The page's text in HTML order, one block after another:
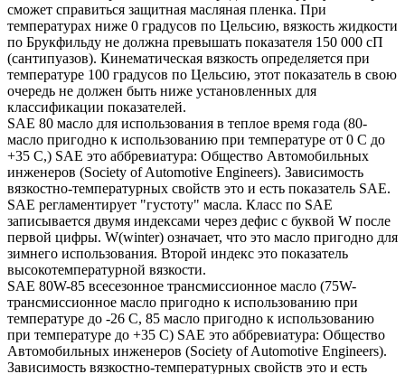
сможет справиться защитная масляная пленка. При
температурах ниже 0 градусов по Цельсию, вязкость жидкости
по Брукфильду не должна превышать показателя 150 000 сП
(сантипуазов). Кинематическая вязкость определяется при
температуре 100 градусов по Цельсию, этот показатель в свою
очередь не должен быть ниже установленных для
классификации показателей.
SAE 80 масло для использования в теплое время года (80-
масло пригодно к использованию при температуре от 0 С до
+35 С,) SAE это аббревиатура: Общество Автомобильных
инженеров (Society of Automotive Engineers). Зависимость
вязкостно-температурных свойств это и есть показатель SAE.
SAE регламентирует "густоту" масла. Класс по SAE
записывается двумя индексами через дефис с буквой W после
первой цифры. W(winter) означает, что это масло пригодно для
зимнего использования. Второй индекс это показатель
высокотемпературной вязкости.
SAE 80W-85 всесезонное трансмиссионное масло (75W-
трансмиссионное масло пригодно к использованию при
температуре до -26 С, 85 масло пригодно к использованию
при температуре до +35 С) SAE это аббревиатура: Общество
Автомобильных инженеров (Society of Automotive Engineers).
Зависимость вязкостно-температурных свойств это и есть